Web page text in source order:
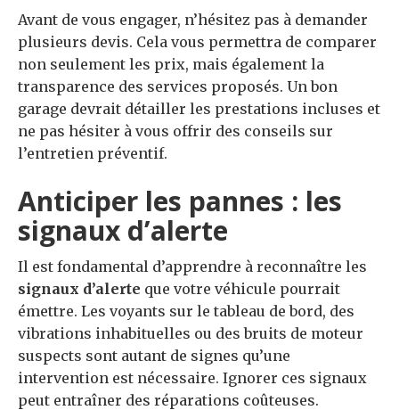
Avant de vous engager, n’hésitez pas à demander
plusieurs devis. Cela vous permettra de comparer
non seulement les prix, mais également la
transparence des services proposés. Un bon
garage devrait détailler les prestations incluses et
ne pas hésiter à vous offrir des conseils sur
l’entretien préventif.
Anticiper les pannes : les
signaux d’alerte
Il est fondamental d’apprendre à reconnaître les
signaux d’alerte que votre véhicule pourrait
émettre. Les voyants sur le tableau de bord, des
vibrations inhabituelles ou des bruits de moteur
suspects sont autant de signes qu’une
intervention est nécessaire. Ignorer ces signaux
peut entraîner des réparations coûteuses.